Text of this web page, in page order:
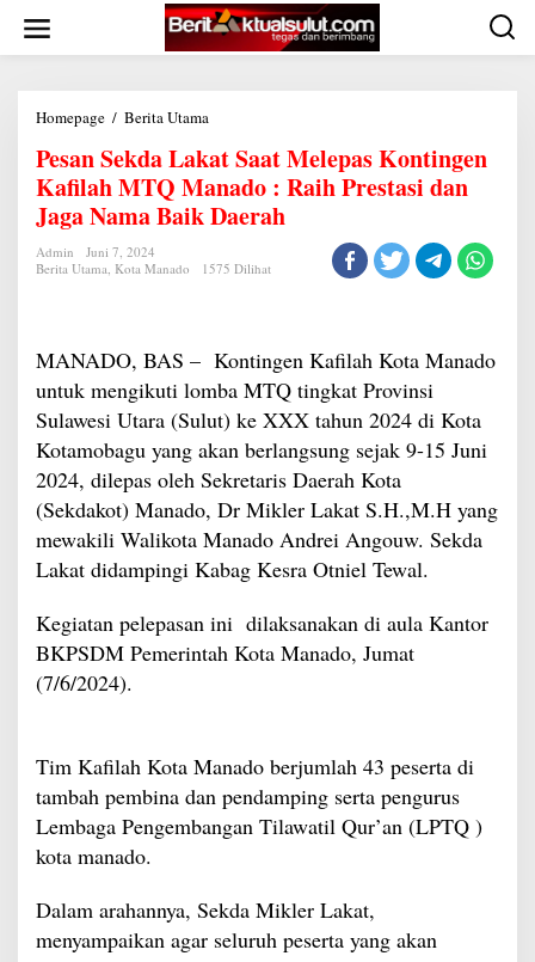
konten
Homepage / Berita Utama
Lakat
Saat
Melepas
Kontingen
Kafilah
Manado
:
Jaga
Nama
Baik
Daerah
Pesan Sekda Lakat Saat Melepas Kontingen
Kafilah MTQ Manado : Raih Prestasi dan
Jaga Nama Baik Daerah
Admin
Juni 7, 2024
Berita Utama, Kota Manado 1575 Dilihat
MANADO, BAS – Kontingen Kafilah Kota Manado
untuk mengikuti lomba MTQ tingkat Provinsi
Sulawesi Utara (Sulut) ke XXX tahun 2024 di Kota
Kotamobagu yang akan berlangsung sejak 9-15 Juni
2024, dilepas oleh Sekretaris Daerah Kota
(Sekdakot) Manado, Dr Mikler Lakat S.H.,M.H yang
mewakili Walikota Manado Andrei Angouw. Sekda
Lakat didampingi Kabag Kesra Otniel Tewal.
Kegiatan pelepasan ini dilaksanakan di aula Kantor
BKPSDM Pemerintah Kota Manado, Jumat
(7/6/2024).
Tim Kafilah Kota Manado berjumlah 43 peserta di
tambah pembina dan pendamping serta pengurus
Lembaga Pengembangan Tilawatil Qur’an (LPTQ )
kota manado.
Dalam arahannya, Sekda Mikler Lakat,
menyampaikan agar seluruh peserta yang akan